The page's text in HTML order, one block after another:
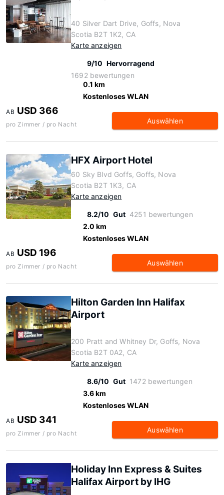
40 Silver Dart Drive, Goffs, Nova
Scotia B2T 1K2, CA
Karte anzeigen
9/10 Hervorragend
1692 bewertungen
0.1 km
Kostenloses WLAN
AB USD 366
pro Zimmer / pro Nacht Auswählen
HFX Airport Hotel
60 Sky Blvd Goffs, Goffs, Nova
Scotia B2T 1K3, CA
Karte anzeigen
8.2/10 Gut 4251 bewertungen
2.0 km
Kostenloses WLAN
AB USD 196
pro Zimmer / pro Nacht Auswählen
Hilton Garden Inn Halifax
Airport
200 Pratt and Whitney Dr, Goffs, Nova
Scotia B2T 0A2, CA
Karte anzeigen
8.6/10 Gut 1472 bewertungen
3.6 km
Kostenloses WLAN
AB USD 341
pro Zimmer / pro Nacht Auswählen
Holiday Inn Express & Suites
Halifax Airport by IHG